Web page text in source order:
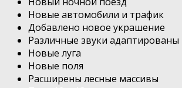
Новые автомобили и трафик
Добавлено новое украшение
Различные звуки адаптированы
Новые луга
Новые поля
Расширены лесные массивы